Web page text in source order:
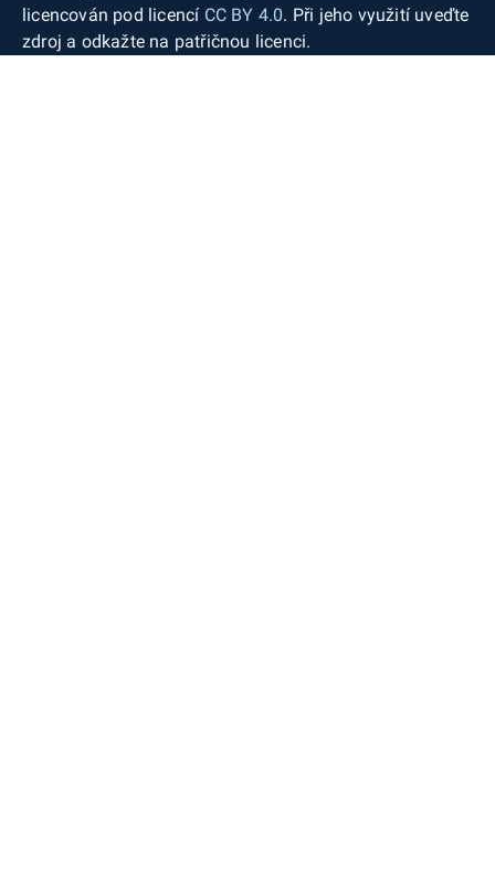
licencován pod licencí CC BY 4.0. Při jeho využití uveďte
zdroj a odkažte na patřičnou licenci.